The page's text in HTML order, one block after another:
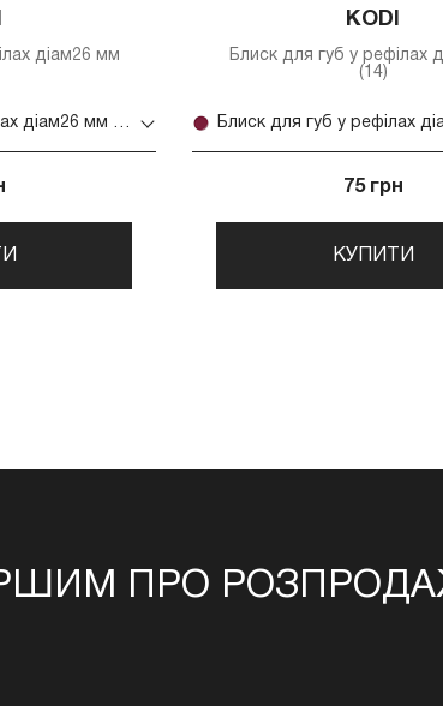
діам26 мм
Блиск для губ у рефілах діам26 мм (15)
KODI
Блиск для губ у рефілах
(14)
75 грн
КУПИТИ
ПРО